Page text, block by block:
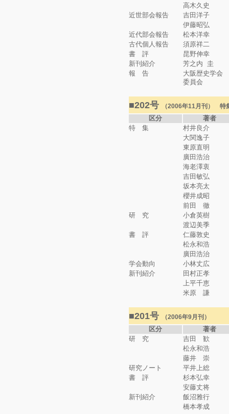
高木久史
近世部会報告
吉田洋子
伊藤昭弘
近代部会報告
松本洋幸
古代個人報告
須原祥二
書 評
昆野伸幸
新刊紹介
芳之内 圭
報 告
大阪歴史学会
委員会
■202号 （2006年11月刊） 特
区分
著者
特 集
村井良介
大関逸子
東原直明
廣田浩治
海老澤衷
吉田敏弘
坂本亮太
櫻井成昭
前田 徹
研 究
小倉英樹
渡辺美季
書 評
仁藤敦史
松永和浩
廣田浩治
学会動向
小林丈広
新刊紹介
田村正孝
上平千恵
米原 謙
■201号 （2006年9月刊）
区分
著者
研 究
吉田 歓
松永和浩
藤井 崇
研究ノート
平井上総
書 評
杉本弘幸
安藤丈将
新刊紹介
飯沼雅行
橋本孝成